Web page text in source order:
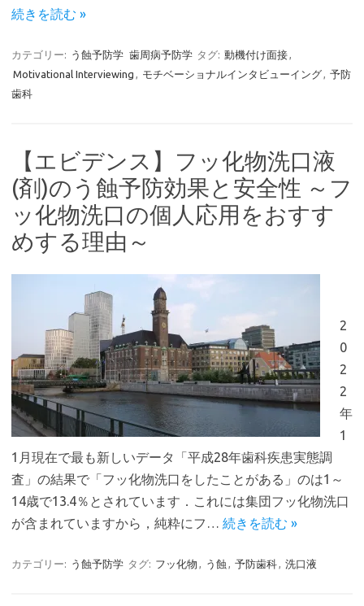
続きを読む »
カテゴリー: う蝕予防学 歯周病予防学 タグ: 動機付け面接,
Motivational Interviewing , モチベーショナルインタビューイング, 予防
歯科
【エビデンス】フッ化物洗口液
(剤)のう蝕予防効果と安全性 ～フ
ッ化物洗口の個人応用をおすす
めする理由～
2
0
2
2
年
1
1月現在で最も新しいデータ「平成28年歯科疾患実態調
査」の結果で「フッ化物洗口をしたことがある」のは1～
14歳で13.4％とされています．これには集団フッ化物洗口
が含まれていますから，純粋にフ… 続きを読む »
カテゴリー: う蝕予防学 タグ: フッ化物 , う蝕 , 予防歯科, 洗口液